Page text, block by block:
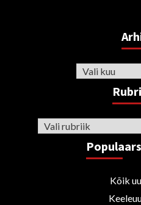
Arhiiv
Rubriigid
Kõik